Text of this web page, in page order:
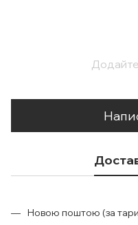
Новою поштою (за